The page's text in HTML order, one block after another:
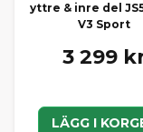
yttre & inre del
V3 Sport
3 299
LÄGG I